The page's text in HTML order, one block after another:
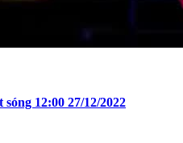
12:00 27/12/2022